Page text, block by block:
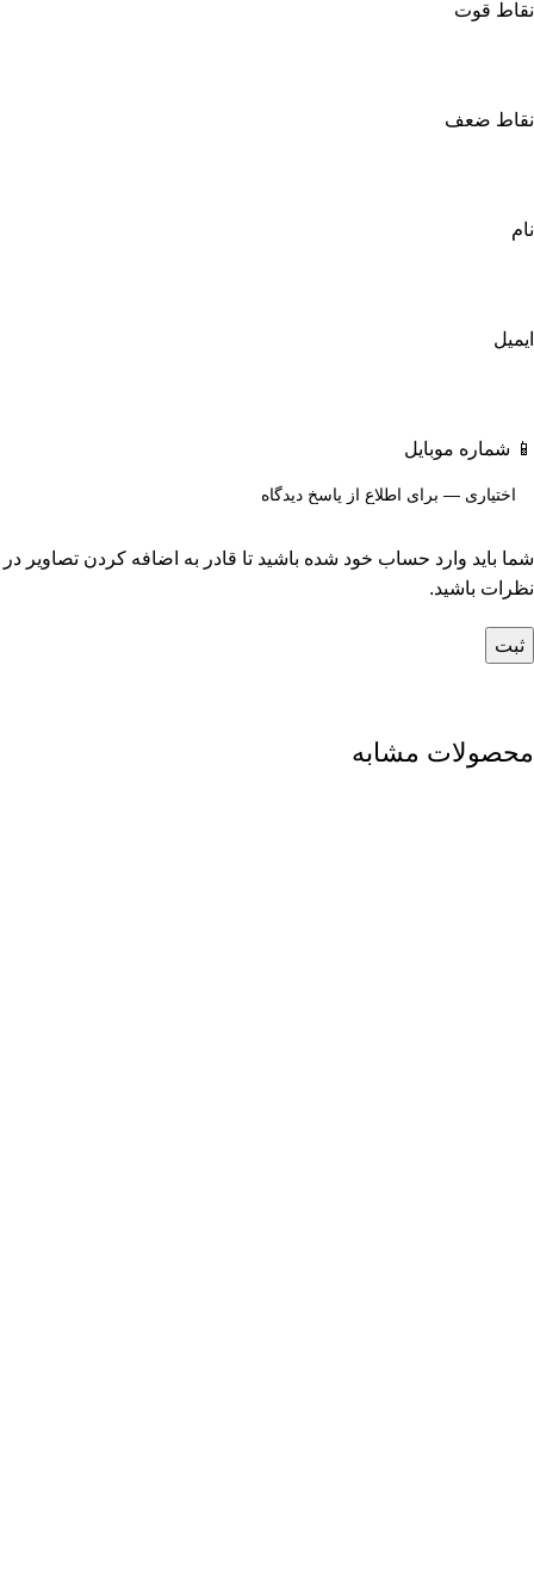
نقاط قوت
نقاط ضعف
نام
ایمیل
📱 شماره موبایل
شما باید وارد حساب خود شده باشید تا قادر به اضافه کردن تصاویر در
نظرات باشید.
محصولات مشابه